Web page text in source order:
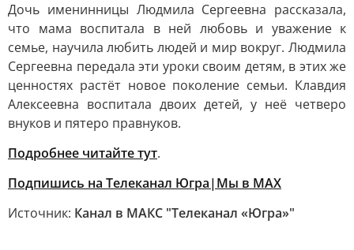
Дочь именинницы Людмила Сергеевна рассказала,
что мама воспитала в ней любовь и уважение к
семье, научила любить людей и мир вокруг. Людмила
Сергеевна передала эти уроки своим детям, в этих же
ценностях растёт новое поколение семьи. Клавдия
Алексеевна воспитала двоих детей, у неё четверо
внуков и пятеро правнуков.
Подробнее читайте тут.
Подпишись на Телеканал Югра|Мы в MAX
Источник: Канал в МАКС "Телеканал «Югра»"